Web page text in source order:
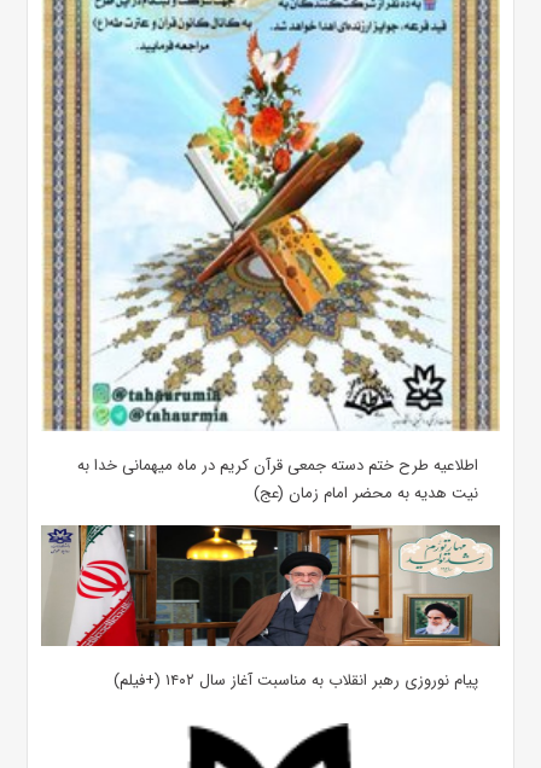
اطلاعیه طرح ختم دسته جمعی قرآن کریم در ماه میهمانی خدا به
نیت هدیه به محضر امام زمان (عج)
پیام نوروزی رهبر انقلاب به مناسبت آغاز سال ۱۴۰۲ (+فیلم)